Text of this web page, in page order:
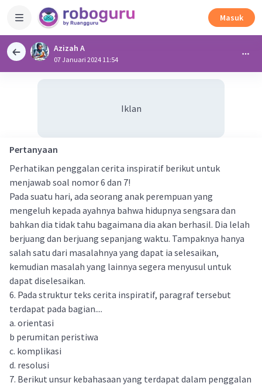
Masuk
Azizah A
07 Januari 2024 11:54
Iklan
Pertanyaan
Perhatikan penggalan cerita inspiratif berikut untuk
menjawab soal nomor 6 dan 7!
Pada suatu hari, ada seorang anak perempuan yang
mengeluh kepada ayahnya bahwa hidupnya sengsara dan
bahkan dia tidak tahu bagaimana dia akan berhasil. Dia lelah
berjuang dan berjuang sepanjang waktu. Tampaknya hanya
salah satu dari masalahnya yang dapat ia selesaikan,
kemudian masalah yang lainnya segera menyusul untuk
dapat diselesaikan.
6. Pada struktur teks cerita inspiratif, paragraf tersebut
terdapat pada bagian....
a. orientasi
b perumitan peristiwa
c. komplikasi
d. resolusi
7. Berikut unsur kebahasaan yang terdapat dalam penggalan